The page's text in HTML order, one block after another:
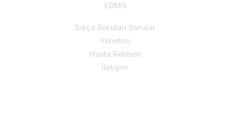
EDMS
Sıkça Sorulan Sorular
Yönetim
Hasta Rehberi
İletişim